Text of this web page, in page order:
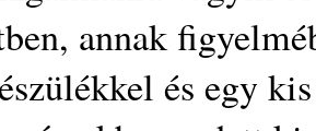
annak
és egy